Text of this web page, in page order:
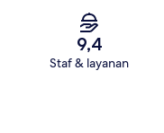
9,4
Staf & layanan